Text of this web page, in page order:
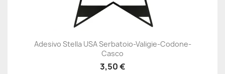
Adesivo Stella USA Serbatoio-Valigie-Codone-
Casco
3,50 €